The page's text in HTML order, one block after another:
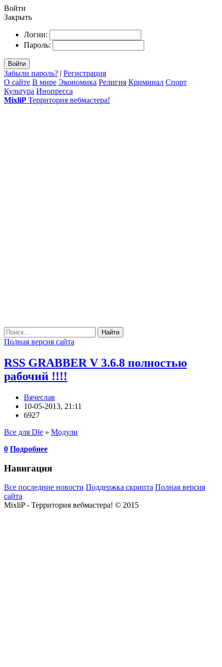
Войти
Закрыть
Логин:
Пароль:
Войти
Забыли пароль? | Регистрация
О сайте В мире Экономика Религия Криминал Спорт
Культура Инопресса
MixliP Территория вебмастера!
Найти
Полная версия сайта
RSS GRABBER V 3.6.8 полностью
рабочий !!!!
Вячеслав
10-05-2013, 21:11
6927
Все для Dle » Модули
0 Подробнее
Навигация
Все последние новости Поддержка скрипта Полная версия
сайта
MixliP - Территория вебмастера! © 2015